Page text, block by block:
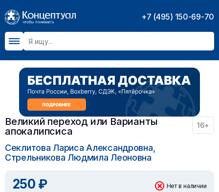
+7 (495) 150-69-70
Великий переход или Варианты
апокалипсиса
16+
Секлитова Лариса Александровна,
Стрельникова Людмила Леоновна
250 ₽ Нет в наличии